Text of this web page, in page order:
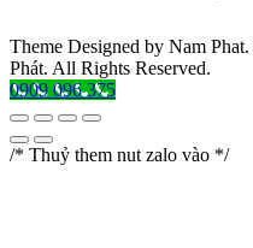
Theme Designed by Nam Phat.
Phát. All Rights Reserved.
0909 096 375
/* Thuỷ them nut zalo vào */